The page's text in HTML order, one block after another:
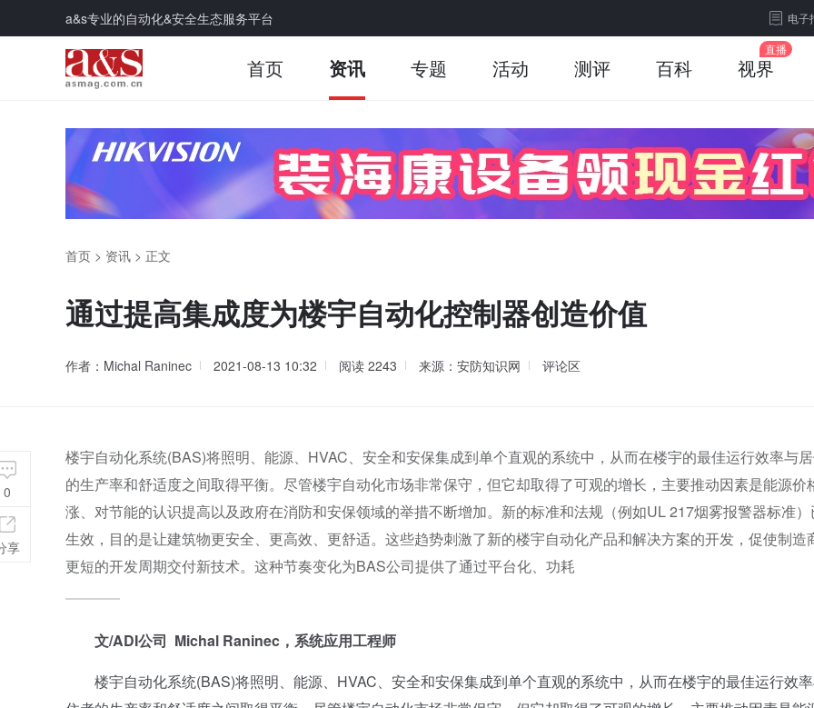
a&s专业的自动化&安全生态服务平台 电子
首页 资讯 专题 活动 测评 百科 视界
首页 > 资讯 > 正文
通过提高集成度为楼宇自动化控制器创造价值
作者：Michal Raninec 2021-08-13 10:32 阅读 2243 来源：安防知识网 评论区
楼宇自动化系统(BAS)将照明、能源、HVAC、安全和安保集成到单个直观的系统中，从而在楼宇的最佳运行效率与
的生产率和舒适度之间取得平衡。尽管楼宇自动化市场非常保守，但它却取得了可观的增长，主要推动因素是能源价
涨、对节能的认识提高以及政府在消防和安保领域的举措不断增加。新的标准和法规（例如UL 217烟雾报警器标准
生效，目的是让建筑物更安全、更高效、更舒适。这些趋势刺激了新的楼宇自动化产品和解决方案的开发，促使制造
更短的开发周期交付新技术。这种节奏变化为BAS公司提供了通过平台化、功耗
文/ADI公司 Michal Raninec，系统应用工程师
楼宇自动化系统(BAS)将照明、能源、HVAC、安全和安保集成到单个直观的系统中，从而在楼宇的最佳运行效
0
享